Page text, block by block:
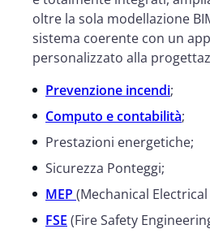
oltre la sola modellazione
sistema coerente con un
personalizzato alla
Prevenzione incendi;
Computo e contabilità;
Prestazioni energetiche;
Sicurezza Ponteggi;
MEP (Mechanical
FSE (Fire Safety